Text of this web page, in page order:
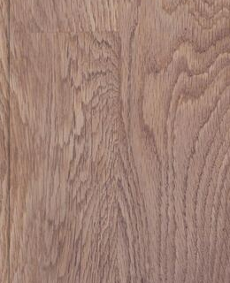
picture-2600 (7)